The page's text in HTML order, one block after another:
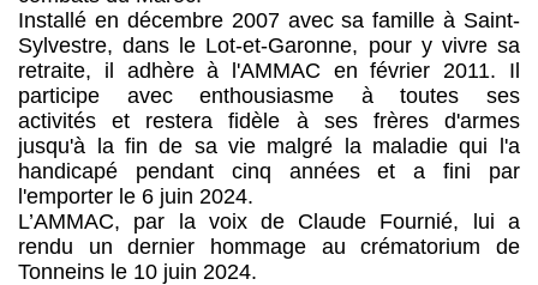
Installé en décembre 2007 avec sa famille à Saint-
Sylvestre, dans le Lot-et-Garonne, pour y vivre sa
retraite, il adhère à l'AMMAC en février 2011. Il
participe avec enthousiasme à toutes ses
activités et restera fidèle à ses frères d'armes
jusqu'à la fin de sa vie malgré la maladie qui l'a
handicapé pendant cinq années et a fini par
l'emporter le 6 juin 2024.
L’AMMAC, par la voix de Claude Fournié, lui a
rendu un dernier hommage au crématorium de
Tonneins le 10 juin 2024.